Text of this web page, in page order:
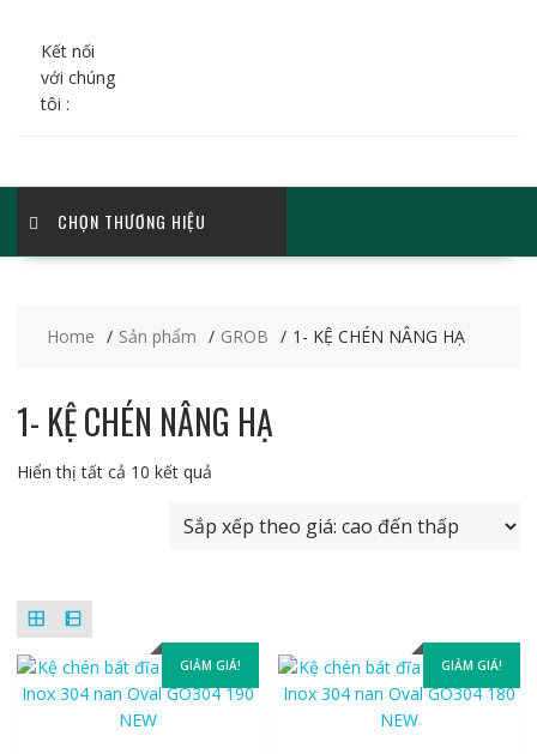
Kết nối
với chúng
tôi :
CHỌN THƯƠNG HIỆU
Home Sản phẩm GROB 1- KỆ CHÉN NÂNG HẠ
1- KỆ CHÉN NÂNG HẠ
Hiển thị tất cả 10 kết quảĐã
xếp
thấp
GIẢM GIÁ! GIẢM GIÁ!